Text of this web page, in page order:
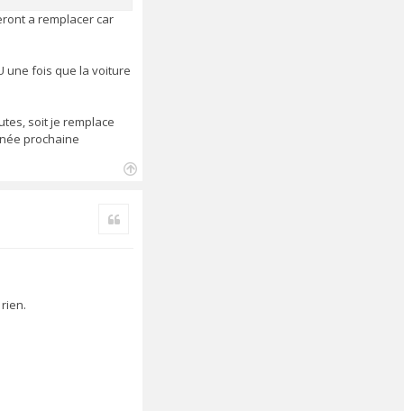
a remplacer car
une fois que la voiture
soit je remplace
prochaine